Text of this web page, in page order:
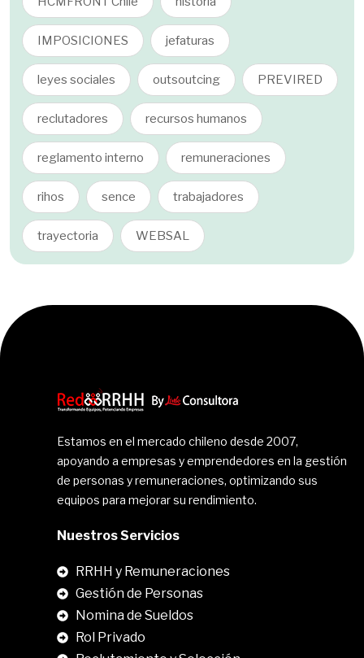
IMPOSICIONES jefaturas
leyes sociales outsoutcing PREVIRED
reclutadores recursos humanos
reglamento interno remuneraciones
rihos sence trabajadores
trayectoria WEBSAL
Estamos en el mercado chileno desde 2007,
apoyando a empresas y emprendedores en la gestión
de personas y remuneraciones, optimizando sus
equipos para mejorar su rendimiento.
Nuestros Servicios
RRHH y Remuneraciones
Gestión de Personas
Nomina de Sueldos
Rol Privado